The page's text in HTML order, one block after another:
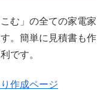
む」の全ての家電家
。簡単に見積書も作
です。
作成ページ